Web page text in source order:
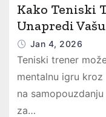
Kako Teniski
Unapredi
Jan 4, 2026
Teniski trener
mentalnu igru
na
za…